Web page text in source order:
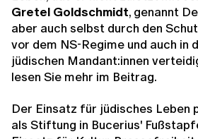
Gretel Goldschmidt, genannt
aber auch selbst durch den
vor dem NS-Regime und auch in
jüdischen Mandant:innen
lesen Sie mehr im Beitrag.
Der Einsatz für jüdisches Leben
als Stiftung in Bucerius'